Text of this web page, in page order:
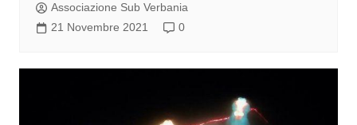
Associazione Sub Verbania
21 Novembre 2021
0